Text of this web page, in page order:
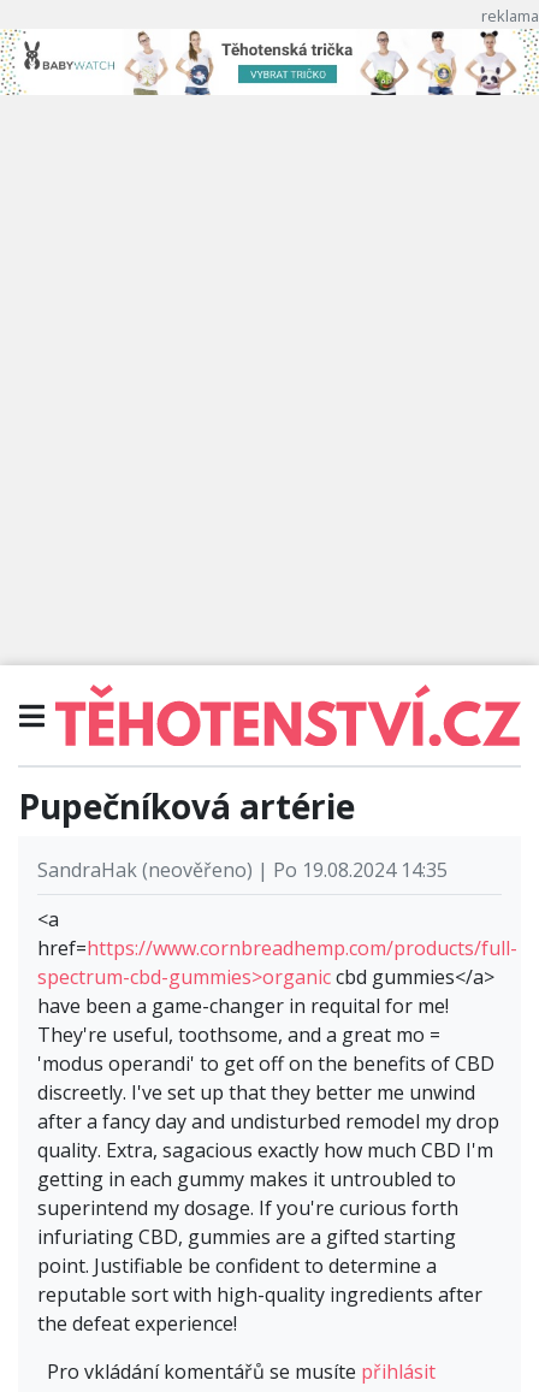
Pupečníková artérie
SandraHak (neověřeno) | Po 19.08.2024 14:35
<a
href=https://www.cornbreadhemp.com/products/full-
spectrum-cbd-gummies>organiccbd gummies</a>
have been a game-changer in requital for me!
They're useful, toothsome, and a great mo =
'modus operandi' to get off on the benefits of CBD
discreetly. I've set up that they better me unwind
after a fancy day and undisturbed remodel my drop
quality. Extra, sagacious exactly how much CBD I'm
getting in each gummy makes it untroubled to
superintend my dosage. If you're curious forth
infuriating CBD, gummies are a gifted starting
point. Justifiable be confident to determine a
reputable sort with high-quality ingredients after
the defeat experience!
Pro vkládání komentářů se musíte přihlásit